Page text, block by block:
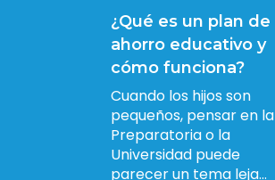
¿Qué es un plan de
ahorro educativo y
cómo funciona?
Cuando los hijos son
pequeños, pensar en la
Preparatoria o la
Universidad puede
parecer un tema leja...